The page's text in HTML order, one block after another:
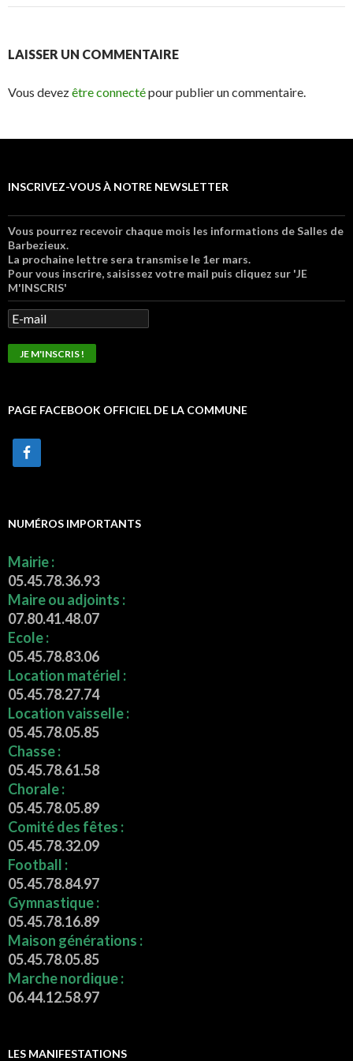
LAISSER UN COMMENTAIRE
Vous devezêtre connectépour publier un commentaire.
INSCRIVEZ-VOUS À NOTRE NEWSLETTER
Vous pourrez recevoir chaque mois les informations de Salles de
Barbezieux.
La prochaine lettre sera transmise le 1er mars.
Pour vous inscrire, saisissez votre mail puis cliquez sur 'JE
M'INSCRIS'
PAGE FACEBOOK OFFICIEL DE LA COMMUNE
NUMÉROS IMPORTANTS
Mairie :
05.45.78.36.93
Maire ou adjoints :
07.80.41.48.07
Ecole :
05.45.78.83.06
Location matériel :
05.45.78.27.74
Location vaisselle :
05.45.78.05.85
Chasse :
05.45.78.61.58
Chorale :
05.45.78.05.89
Comité des fêtes :
05.45.78.32.09
Football :
05.45.78.84.97
Gymnastique :
05.45.78.16.89
Maison générations :
05.45.78.05.85
Marche nordique :
06.44.12.58.97
LES MANIFESTATIONS